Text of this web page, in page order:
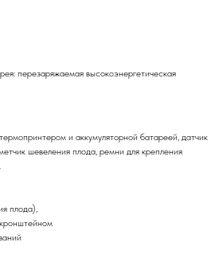
перезаряжаемая высокоэнергетическая
и аккумуляторной батареей, датчик
шевеления плода, ремни для крепления
плода),